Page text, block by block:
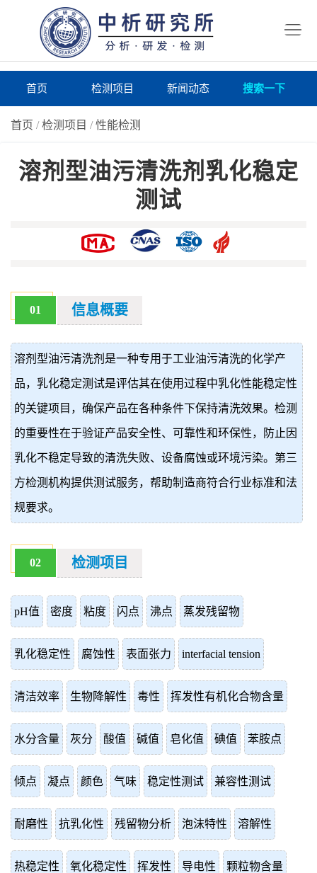
首页 检测项目 新闻动态 搜索一下
首页 /检测项目 /性能检测
溶剂型油污清洗剂乳化稳定
测试
01 信息概要
溶剂型油污清洗剂是一种专用于工业油污清洗的化学产
品，乳化稳定测试是评估其在使用过程中乳化性能稳定性
的关键项目，确保产品在各种条件下保持清洗效果。检测
的重要性在于验证产品安全性、可靠性和环保性，防止因
乳化不稳定导致的清洗失败、设备腐蚀或环境污染。第三
方检测机构提供测试服务，帮助制造商符合行业标准和法
规要求。
02 检测项目
pH值 密度 粘度 闪点 沸点 蒸发残留物
乳化稳定性 腐蚀性 表面张力 interfacial tension
清洁效率 生物降解性 毒性 挥发性有机化合物含量
水分含量 灰分 酸值 碱值 皂化值 碘值 苯胺点
倾点 凝点 颜色 气味 稳定性测试 兼容性测试
耐磨性 抗乳化性 残留物分析 泡沫特性 溶解性
热稳定性 氧化稳定性 挥发性 导电性 颗粒物含量
伪
查
询